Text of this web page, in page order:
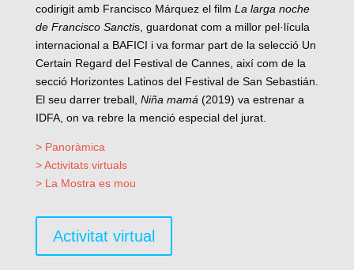
codirigit amb Francisco Márquez el film La larga noche
de Francisco Sanctis, guardonat com a millor pel·lícula
internacional a BAFICI i va formar part de la selecció Un
Certain Regard del Festival de Cannes, així com de la
secció Horizontes Latinos del Festival de San Sebastián.
El seu darrer treball, Niña mamá (2019) va estrenar a
IDFA, on va rebre la menció especial del jurat.
> Panoràmica
> Activitats virtuals
> La Mostra es mou
Activitat virtual